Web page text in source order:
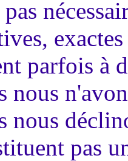
parfois à
nous
nous
pas